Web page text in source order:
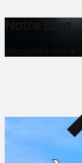
Notre Blog